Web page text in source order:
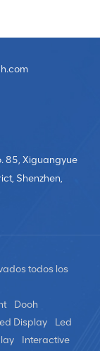
85, Xiguangyue
Shenzhen,
todos los
Dooh
Display
Led
Interactive